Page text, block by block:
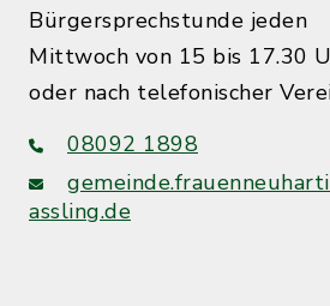
Bürgersprechstunde jeden
Mittwoch von 15 bis 17.30
oder nach telefonischer
08092 1898
assling.de